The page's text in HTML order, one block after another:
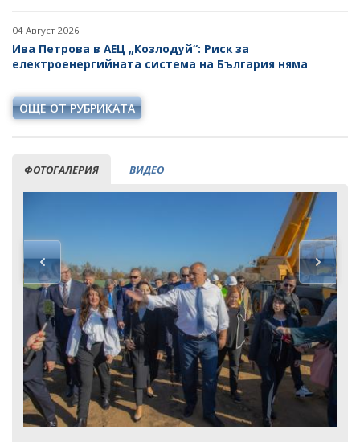
04 Август 2026
Ива Петрова в АЕЦ „Козлодуй“: Риск за
електроенергийната система на България няма
ОЩЕ ОТ РУБРИКАТА
ФОТОГАЛЕРИЯ ВИДЕО